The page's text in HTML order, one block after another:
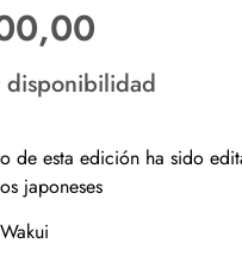
disponibilidad
de esta edición ha sido
japoneses